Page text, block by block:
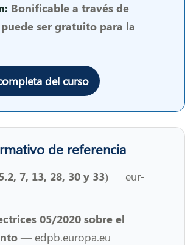
Bonificable a través de
ser gratuito para la
del curso
de referencia
7, 13, 28, 30 y 33) — eur-
05/2020 sobre el
— edpb.europa.eu